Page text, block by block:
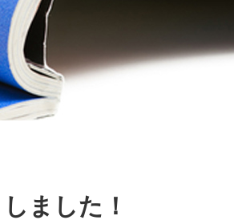
ＪＡでんき
よくある質問
ました！